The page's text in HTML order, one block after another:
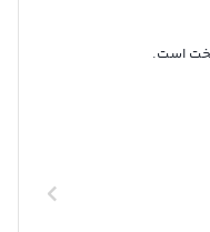
سخت است.